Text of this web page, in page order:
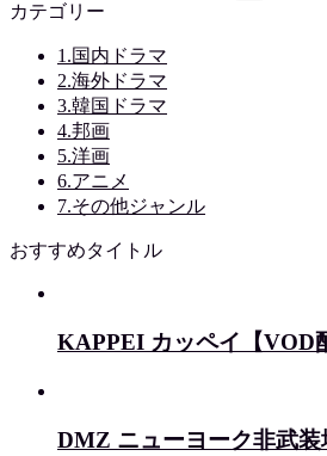
カテゴリー
1.国内ドラマ
2.海外ドラマ
3.韓国ドラマ
4.邦画
5.洋画
6.アニメ
7.その他ジャンル
おすすめタイトル
KAPPEI カッペイ【VOD
DMZ ニューヨーク非武